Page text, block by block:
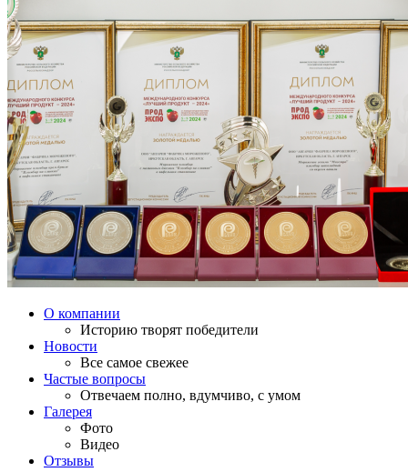
О компании
Историю творят победители
Новости
Все самое свежее
Частые вопросы
Отвечаем полно, вдумчиво, с умом
Галерея
Фото
Видео
Отзывы